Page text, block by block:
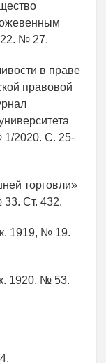
№ 27.
в праве
правовой
2020. С. 25-
торговли»
Ст. 432.
1919, № 19.
1920. № 53.